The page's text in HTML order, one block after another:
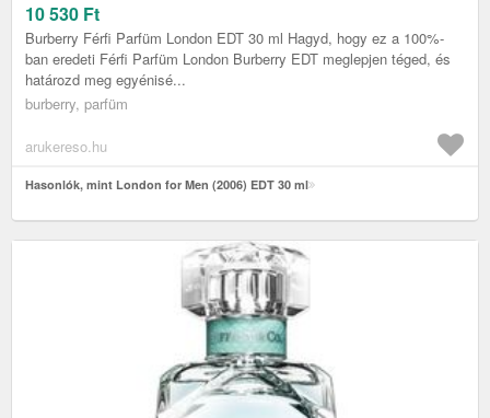
10 530 Ft
Burberry Férfi Parfüm London EDT 30 ml Hagyd, hogy ez a 100%-
ban eredeti Férfi Parfüm London Burberry EDT meglepjen téged, és
határozd meg egyénisé...
burberry, parfüm
arukereso.hu
Hasonlók, mint London for Men (2006) EDT 30 ml